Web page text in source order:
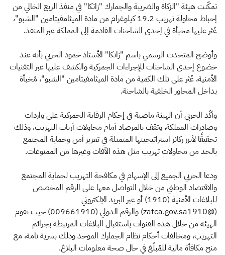
​​تمكّنت هيئة "الزكاة والضريبة والجمارك "زاتكا" في منفذ الربع الخالي من
إحباط محاولة تهريب 19.2 كيلوغرام من مادة الميثامفيتامين "الشبو"،
عُثر عليها مخبأة في إحدى الشاحنات القادمة إلى المملكة عبر المنفذ.
وأوضح المتحدث الرسمي باسم "زاتكا" الأستاذ حمود الحربي بأنه عند
خضوع إحدى الشاحنات للإجراءات الجمركية والكشف عليها عبر التقنيات
الأمنية، عُثر على تلك الكمية من مادة الميثامفيتامين "الشبو"، مُخبأة
بداخل المحاور الخلفية بالشاحنة.
وأكّد الحربي أن الهيئة ماضية في إحكام الرقابة الجمركية على واردات
وصادرات المملكة، وتقف بالمرصاد أمام محاولات أرباب التهريب، وذلك
تحقيقًا لأبرز ركائز استراتيجيتها المتمثلة في تعزيز أمن وحماية المجتمع
بالحد من محاولات تهريب مثل هذه الآفات وغيرها من الممنوعات.
ودعا الحربي الجميع إلى الإسهام في مكافحة التهريب لحماية المجتمع
والاقتصاد الوطني من خلال التواصل معها على الرقم المخصص
للبلاغات الأمنية (1910) أو عبر البريد الإلكتروني
(@zatca.gov.sa1910) والرقم الدولي (009661910) حيث تقوم
الهيئة من خلال هذه القنوات باستقبال البلاغات المرتبطة بجرائم
التهريب، ومخالفات أحكام نظام الجمارك الموحد وذلك بسرية تامة، مع
منح مكافأة مالية للمُبلّغ في حال صحة معلومات البلاغ.​